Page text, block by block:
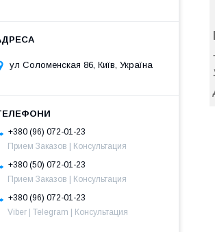
ул Соломенская 86, Київ, Україна
+380 (96) 072-01-23
Прием Заказов | Консультация
+380 (50) 072-01-23
Прием Заказов | Консультация
+380 (96) 072-01-23
Viber | Telegram | Консультация